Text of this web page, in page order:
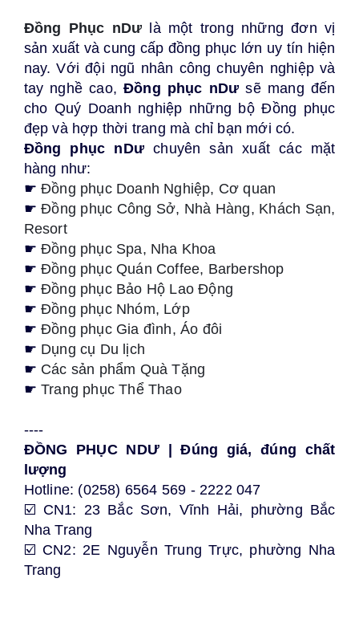
Đồng Phục nDư là một trong những đơn vị
sản xuất và cung cấp đồng phục lớn uy tín hiện
nay. Với đội ngũ nhân công chuyên nghiệp và
tay nghề cao, Đồng phục nDư sẽ mang đến
cho Quý Doanh nghiệp những bộ Đồng phục
đẹp và hợp thời trang mà chỉ bạn mới có.
Đồng phục nDư chuyên sản xuất các mặt
hàng như:
☛ Đồng phục Doanh Nghiệp, Cơ quan
☛ Đồng phục Công Sở, Nhà Hàng, Khách Sạn,
Resort
☛ Đồng phục Spa, Nha Khoa
☛ Đồng phục Quán Coffee, Barbershop
☛ Đồng phục Bảo Hộ Lao Động
☛ Đồng phục Nhóm, Lớp
☛ Đồng phục Gia đình, Áo đôi
☛ Dụng cụ Du lịch
☛ Các sản phẩm Quà Tặng
☛ Trang phục Thể Thao
----
ĐỒNG PHỤC NDƯ | Đúng giá, đúng chất
lượng
Hotline: (0258) 6564 569 - 2222 047
☑️ CN1: 23 Bắc Sơn, Vĩnh Hải, phường Bắc
Nha Trang
☑️ CN2: 2E Nguyễn Trung Trực, phường Nha
Trang